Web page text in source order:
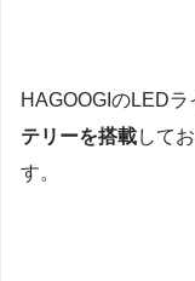
HAGOOGIのLEDラ
テリーを搭載してお
す。